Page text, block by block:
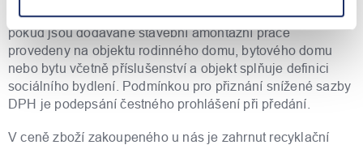
č.235/2004 Sb., o dani z přidané hodnoty pouze v případě,
pokud jsou dodávané stavební amontážní práce
provedeny na objektu rodinného domu, bytového domu
nebo bytu včetně příslušenství a objekt splňuje definici
sociálního bydlení. Podmínkou pro přiznání snížené sazby
DPH je podepsání čestného prohlášení při předání.
V ceně zboží zakoupeného u nás je zahrnut recyklační